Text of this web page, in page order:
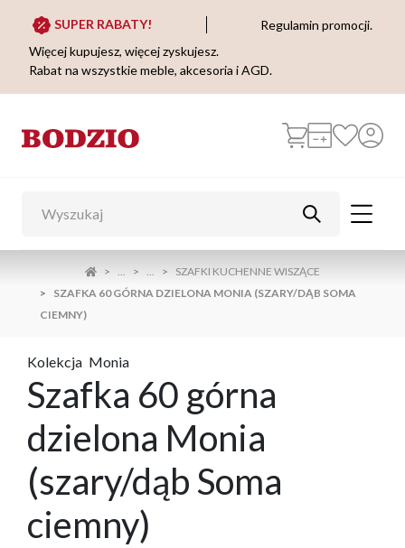
SUPER RABATY!
Regulamin promocji.
Więcej kupujesz, więcej zyskujesz.
Rabat na wszystkie meble, akcesoria i AGD.
... ...
SZAFKI KUCHENNE WISZĄCE
SZAFKA 60 GÓRNA DZIELONA MONIA (SZARY/DĄB SOMA
CIEMNY)
Kolekcja Monia
Szafka 60 górna
dzielona Monia
(szary/dąb Soma
ciemny)